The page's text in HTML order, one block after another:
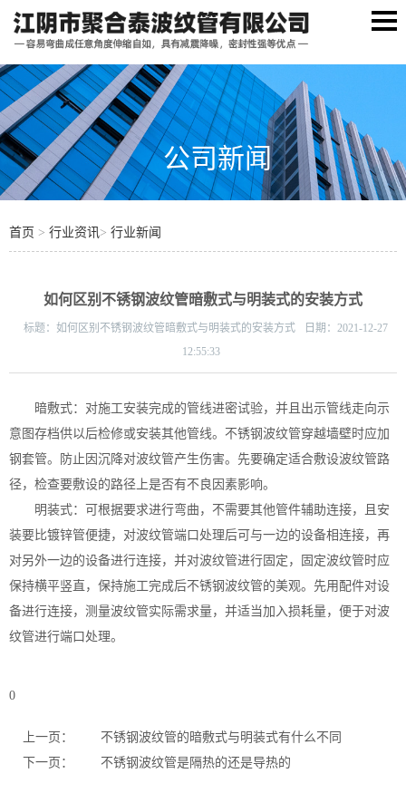
公司新闻
首页 > 行业资讯> 行业新闻
如何区别不锈钢波纹管暗敷式与明装式的安装方式
标题： 如何区别不锈钢波纹管暗敷式与明装式的安装方式 日期：
2021-12-27
12:55:33
暗敷式：对施工安装完成的管线进密试验，并且出示管线走向示
意图存档供以后检修或安装其他管线。不锈钢波纹管穿越墙壁时应加
钢套管。防止因沉降对波纹管产生伤害。先要确定适合敷设波纹管路
径，检查要敷设的路径上是否有不良因素影响。
明装式：可根据要求进行弯曲，不需要其他管件辅助连接，且安
装要比镀锌管便捷，对波纹管端口处理后可与一边的设备相连接，再
对另外一边的设备进行连接，并对波纹管进行固定，固定波纹管时应
保持横平竖直，保持施工完成后不锈钢波纹管的美观。先用配件对设
备进行连接，测量波纹管实际需求量，并适当加入损耗量，便于对波
纹管进行端口处理。
0
上一页：
不锈钢波纹管的暗敷式与明装式有什么不同
下一页：
不锈钢波纹管是隔热的还是导热的